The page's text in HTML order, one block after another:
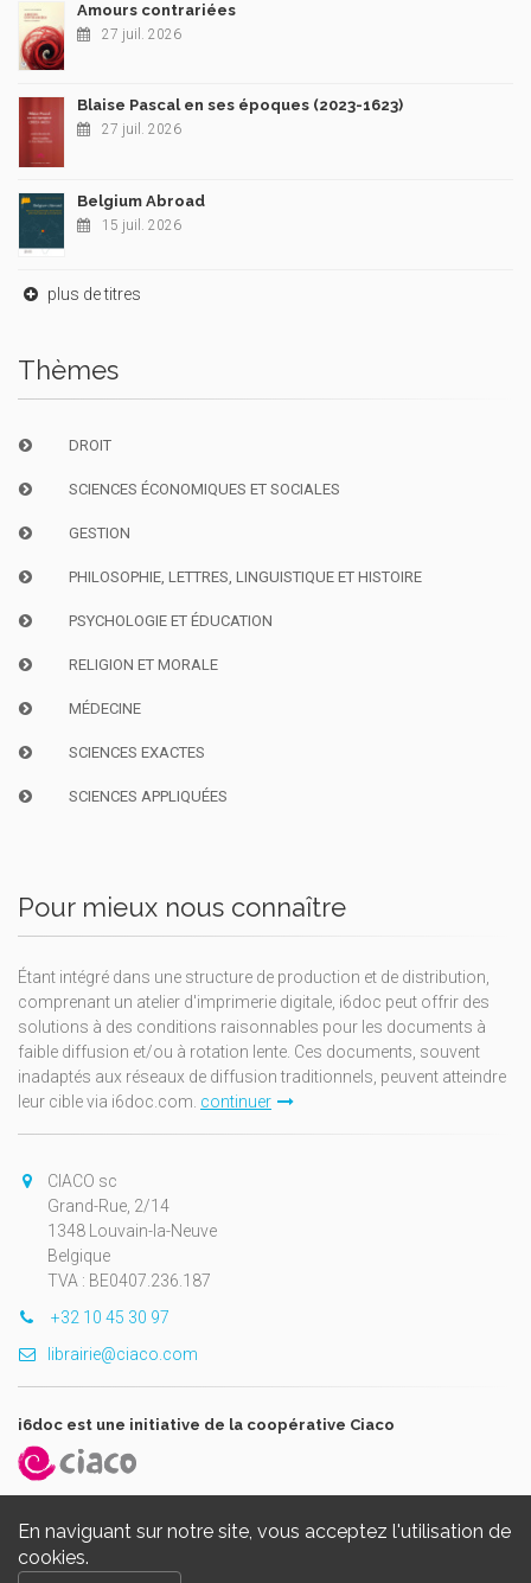
En naviguant sur notre site, vous acceptez l'utilisation de
cookies.
Amours contrariées
27 juil. 2026
Blaise Pascal en ses époques (2023-1623)
27 juil. 2026
Belgium Abroad
15 juil. 2026
plus de titres
Thèmes
DROIT
SCIENCES ÉCONOMIQUES ET SOCIALES
GESTION
PHILOSOPHIE, LETTRES, LINGUISTIQUE ET HISTOIRE
PSYCHOLOGIE ET ÉDUCATION
RELIGION ET MORALE
MÉDECINE
SCIENCES EXACTES
SCIENCES APPLIQUÉES
Pour mieux nous connaître
Étant intégré dans une structure de production et de distribution,
comprenant un atelier d'imprimerie digitale, i6doc peut offrir des
solutions à des conditions raisonnables pour les documents à
faible diffusion et/ou à rotation lente. Ces documents, souvent
inadaptés aux réseaux de diffusion traditionnels, peuvent atteindre
leur cible via i6doc.com. continuer
CIACO sc
Grand-Rue, 2/14
1348 Louvain-la-Neuve
Belgique
TVA : BE0407.236.187
+32 10 45 30 97
librairie@ciaco.com
i6doc est une initiative de la coopérative Ciaco